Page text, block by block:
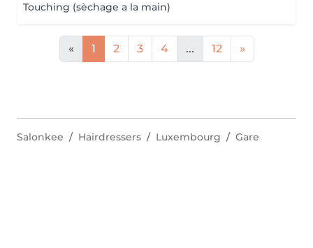
Touching (sèchage a la main)
« 1 2 3 4 ... 12 »
Salonkee Hairdressers Luxembourg Gare